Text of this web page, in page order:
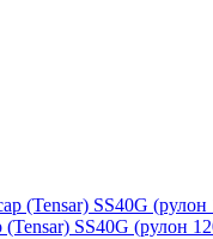
(Tensar) SS40G (рулон